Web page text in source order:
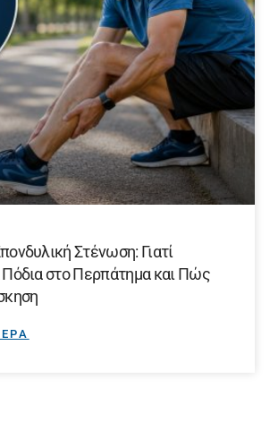
Στένωση: Γιατί
στο Περπάτημα και Πώς